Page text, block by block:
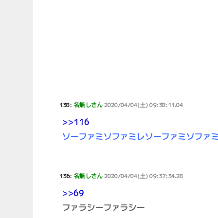
138:名無しさん2020/04/04(土) 09:38:11.04
>>116
ソーファミソファミレソーファミソファ
136:名無しさん2020/04/04(土) 09:37:34.28
>>69
ファラシーファラシー